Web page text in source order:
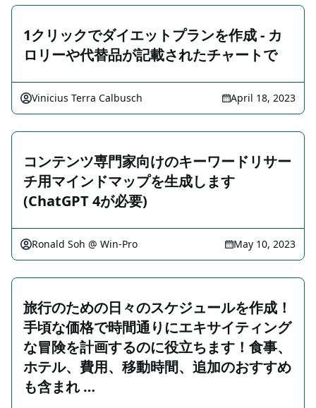
1クリックでダイエットプランを作成 - カ
ロリーや代替品が記載されたチャートで
Vinicius Terra Calbusch April 18, 2023
コンテンツ専門家向けのキーワードリサー
チ用マインドマップを生成します
(ChatGPT 4が必要)
Ronald Soh @ Win-Pro May 10, 2023
旅行のための日々のスケジュールを作成！
手頃な価格で時間通りにエキサイティング
な冒険を計画するのに役立ちます！食事、
ホテル、費用、移動時間、追加のおすすめ
も含まれ …